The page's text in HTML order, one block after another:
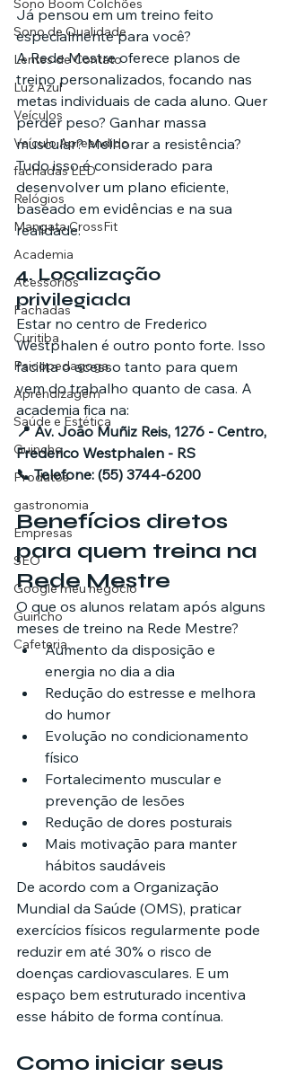
Sono Boom Colchões
Sono de Qualidade
Lentes de Contato
Luz Azul
Veículos
Veículo Apreendido
fachadas LED
Relógios
Mangata CrossFit
Academia
Acessórios
Fachadas
Curitiba
Psicopedagoga
Aprendizagem
Saúde e Estética
Guincho
Produtos
gastronomia
Empresas
SEO
Google meu negócio
Guincho
Cafeteria
Já pensou em um treino feito
especialmente para você?
A Rede Mestre oferece planos de
treino personalizados, focando nas
metas individuais de cada aluno. Quer
perder peso? Ganhar massa
muscular? Melhorar a resistência?
Tudo isso é considerado para
desenvolver um plano eficiente,
baseado em evidências e na sua
realidade.
4. Localização
privilegiada
Estar no centro de Frederico
Westphalen é outro ponto forte. Isso
facilita o acesso tanto para quem
vem do trabalho quanto de casa. A
academia fica na:
📍 Av. João Muñiz Reis, 1276 - Centro,
Frederico Westphalen - RS
📞 Telefone: (55) 3744-6200
Benefícios diretos
para quem treina na
Rede Mestre
O que os alunos relatam após alguns
meses de treino na Rede Mestre?
Aumento da disposição e
energia no dia a dia
Redução do estresse e melhora
do humor
Evolução no condicionamento
físico
Fortalecimento muscular e
prevenção de lesões
Redução de dores posturais
Mais motivação para manter
hábitos saudáveis
De acordo com a Organização
Mundial da Saúde (OMS), praticar
exercícios físicos regularmente pode
reduzir em até 30% o risco de
doenças cardiovasculares. E um
espaço bem estruturado incentiva
esse hábito de forma contínua.
Como iniciar seus